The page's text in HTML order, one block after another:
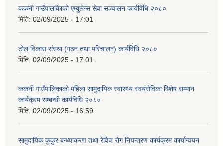
ककनी गाउँपालकािको एम्बुलेन्स सेवा सञ्चालन कार्यविधि २०८०
मिति: 02/09/2025 - 17:01
टोल विकास संस्था (गठन तथा परिचालन) कार्यविधि २०८०
मिति: 02/09/2025 - 17:01
ककनी गाउँपालिकाको महिला सामुदायिक स्वास्थ्य स्वयंसेविका विशेष सम्मान
कार्यक्रम सम्बन्धी कार्यविधि २०८०
मिति: 02/09/2025 - 16:59
सामुदायिक कुकुर बन्ध्याकरण तथा रेविज रोग नियन्त्रण कार्यक्रम कार्यान्वयन